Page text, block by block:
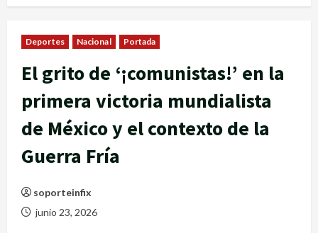
Deportes Nacional Portada
El grito de ‘¡comunistas!’ en la
primera victoria mundialista
de México y el contexto de la
Guerra Fría
soporteinfix
junio 23, 2026